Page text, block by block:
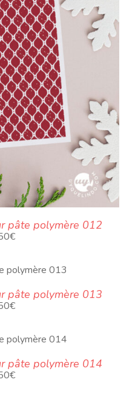
pâte polymère 012
€
pâte polymère 013
€
pâte polymère 014
€